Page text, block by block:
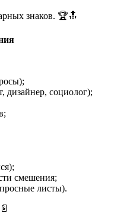
знаков. 🏆🔝
дизайнер, социолог);
смешения;
листы).